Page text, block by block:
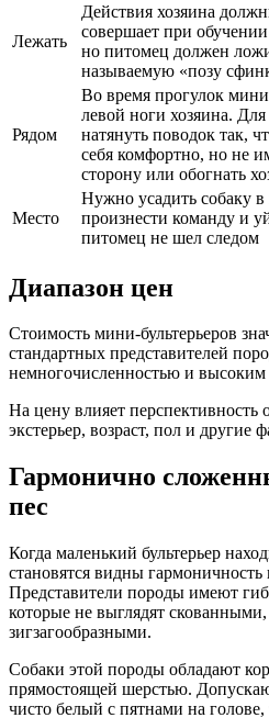
Лежать
Действия хозяина
совершает при
но питомец должен
называемую «позу
Рядом
Во время прогулок
левой ноги хозяина.
натянуть поводок так,
себя комфортно, но не
сторону или обогнать
Место
Нужно усадить собаку
произнести команду и
питомец не шел следом
Диапазон цен
Стоимость мини-бультерьеров
стандартных представителей
немногочисленностью и высоким
На цену влияет перспективность
экстерьер, возраст, пол и другие
Гармонично
пес
Когда маленький бультерьер
становятся видны гармоничность
Представители породы имеют
которые не выглядят
зигзагообразными.
Собаки этой породы обладают
прямостоящей шерстью.
чисто белый с пятнами на